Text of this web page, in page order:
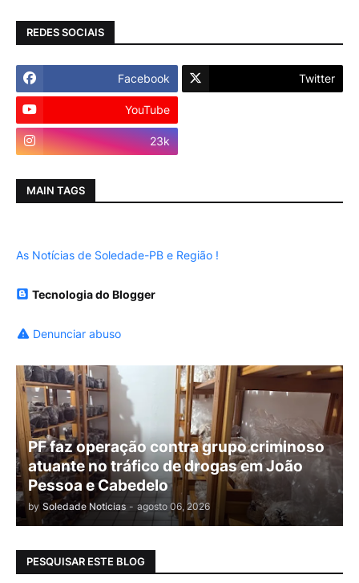
REDES SOCIAIS
Facebook Twitter
YouTube
23k
MAIN TAGS
As Notícias de Soledade-PB e Região !
Tecnologia do Blogger
Denunciar abuso
PF faz operação contra grupo criminoso
atuante no tráfico de drogas em João
Pessoa e Cabedelo
by Soledade Noticias - agosto 06, 2026
PESQUISAR ESTE BLOG